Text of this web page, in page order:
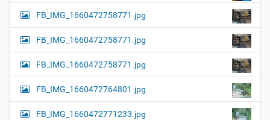
FB_IMG_1660472758771.jpg
FB_IMG_1660472758771.jpg
FB_IMG_1660472758771.jpg
FB_IMG_1660472764801.jpg
FB_IMG_1660472771233.jpg